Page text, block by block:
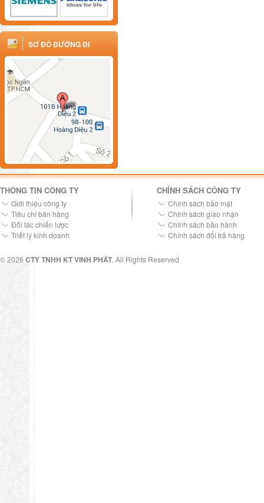
SƠ ĐỒ ĐƯỜNG ĐI
THÔNG TIN CÔNG TY
Giới thiệu công ty
Tiêu chí bán hàng
Đối tác chiến lược
Triết lý kinh doanh
CHÍNH SÁCH CÔNG TY
Chính sách bảo mật
Chính sách giao nhận
Chính sách bảo hành
Chính sách đổi trả hàng
© 2026 CTY TNHH KT VINH PHÁT. All Rights Reserved